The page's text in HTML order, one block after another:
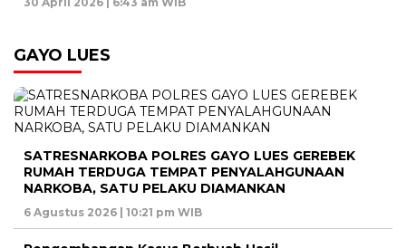
GAYO LUES
SATRESNARKOBA POLRES GAYO LUES GEREBEK
RUMAH TERDUGA TEMPAT PENYALAHGUNAAN
NARKOBA, SATU PELAKU DIAMANKAN
6 Agustus 2026 | 10:21 pm WIB